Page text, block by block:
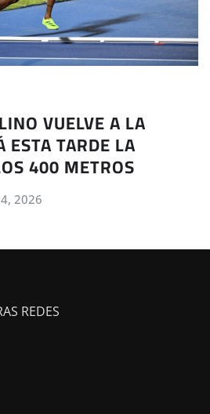
VUELVE A LA
ESTA TARDE LA
400 METROS
2026
REDES